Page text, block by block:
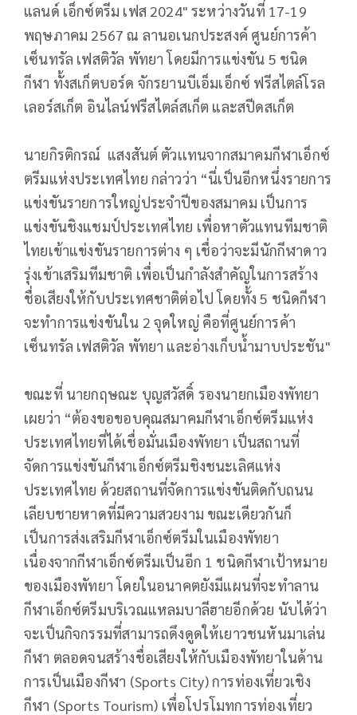
แลนด์ เอ็กซ์ตรีม เฟส 2024" ระหว่างวันที่ 17-19
พฤษภาคม 2567 ณ ลานอเนกประสงค์ ศูนย์การค้า
เซ็นทรัล เฟสติวัล พัทยา โดยมีการแข่งขัน 5 ชนิด
กีฬา ทั้งสเก็ตบอร์ด จักรยานบีเอ็มเอ็กซ์ ฟรีสไตล์โรล
เลอร์สเก็ต อินไลน์ฟรีสไตล์สเก็ต และสปีดสเก็ต
นายกิรติกรณ์ แสงสันต์ ตัวเเทนจากสมาคมกีฬาเอ็กซ์
ตรีมแห่งประเทศไทย กล่าวว่า “นี่เป็นอีกหนึ่งรายการ
แข่งขันรายการใหญ่ประจำปีของสมาคม เป็นการ
แข่งขันชิงแชมป์ประเทศไทย เพื่อหาตัวแทนทีมชาติ
ไทยเข้าแข่งขันรายการต่าง ๆ เชื่อว่าจะมีนักกีฬาดาว
รุ่งเข้าเสริมทีมชาติ เพื่อเป็นกำลังสำคัญในการสร้าง
ชื่อเสียงให้กับประเทศชาติต่อไป โดยทั้ง 5 ชนิดกีฬา
จะทำการแข่งขันใน 2 จุดใหญ่ คือที่ศูนย์การค้า
เซ็นทรัล เฟสติวัล พัทยา และอ่างเก็บน้ำมาบประชัน"
ขณะที่ นายกฤษณะ บุญสวัสดิ์ รองนายกเมืองพัทยา
เผยว่า “ต้องขอขอบคุณสมาคมกีฬาเอ็กซ์ตรีมแห่ง
ประเทศไทยที่ได้เชื่อมั่นเมืองพัทยา เป็นสถานที่
จัดการแข่งขันกีฬาเอ็กซ์ตรีมชิงชนะเลิศแห่ง
ประเทศไทย ด้วยสถานที่จัดการแข่งขันติดกับถนน
เลียบชายหาดที่มีความสวยงาม ขณะเดียวกันก็
เป็นการส่งเสริมกีฬาเอ็กซ์ตรีมในเมืองพัทยา
เนื่องจากกีฬาเอ็กซ์ตรีมเป็นอีก 1 ชนิดกีฬาเป้าหมาย
ของเมืองพัทยา โดยในอนาคตยังมีแผนที่จะทำลาน
กีฬาเอ็กซ์ตรีมบริเวณแหลมบาลีฮายอีกด้วย นับได้ว่า
จะเป็นกิจกรรมที่สามารถดึงดูดให้เยาวชนหันมาเล่น
กีฬา ตลอดจนสร้างชื่อเสียงให้กับเมืองพัทยาในด้าน
การเป็นเมืองกีฬา (Sports City) การท่องเที่ยวเชิง
กีฬา (Sports Tourism) เพื่อโปรโมทการท่องเที่ยว